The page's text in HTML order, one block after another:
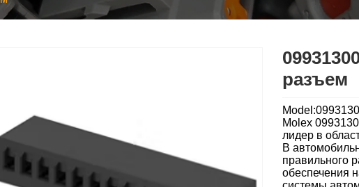
разъем
Molex
лидер в
В
правильного
обеспечения